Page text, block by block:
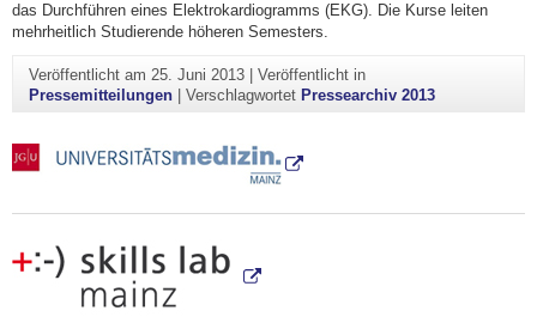
das Durchführen eines Elektrokardiogramms (EKG). Die Kurse leiten
mehrheitlich Studierende höheren Semesters.
Veröffentlicht am 25. Juni 2013| Veröffentlicht in
Pressemitteilungen| Verschlagwortet Pressearchiv 2013